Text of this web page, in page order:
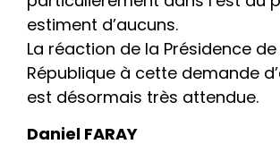
estiment d’aucuns.
La réaction de la Présidence de
République à cette demande
est désormais très attendue.
Daniel FARAY